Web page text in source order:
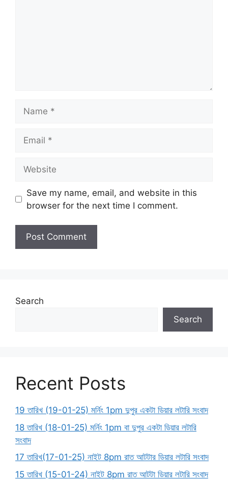
Save my name, email, and website in this
browser for the next time I comment.
Search
Search
Recent Posts
19 তারিখ (19-01-25) মর্নিং 1pm দুপুর একটা ডিয়ার লটারি সংবাদ
18 তারিখ (18-01-25) মর্নিং 1pm বা দুপুর একটা ডিয়ার লটারি
সংবাদ
17 তারিখ(17-01-25) নাইট 8pm রাত আটটার ডিয়ার লটারি সংবাদ
15 তারিখ (15-01-24) নাইট 8pm রাত আটটা ডিয়ার লটারি সংবাদ